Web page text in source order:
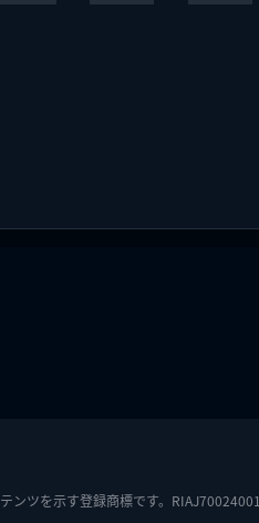
ンツを示す登録商標です。RIAJ70024001